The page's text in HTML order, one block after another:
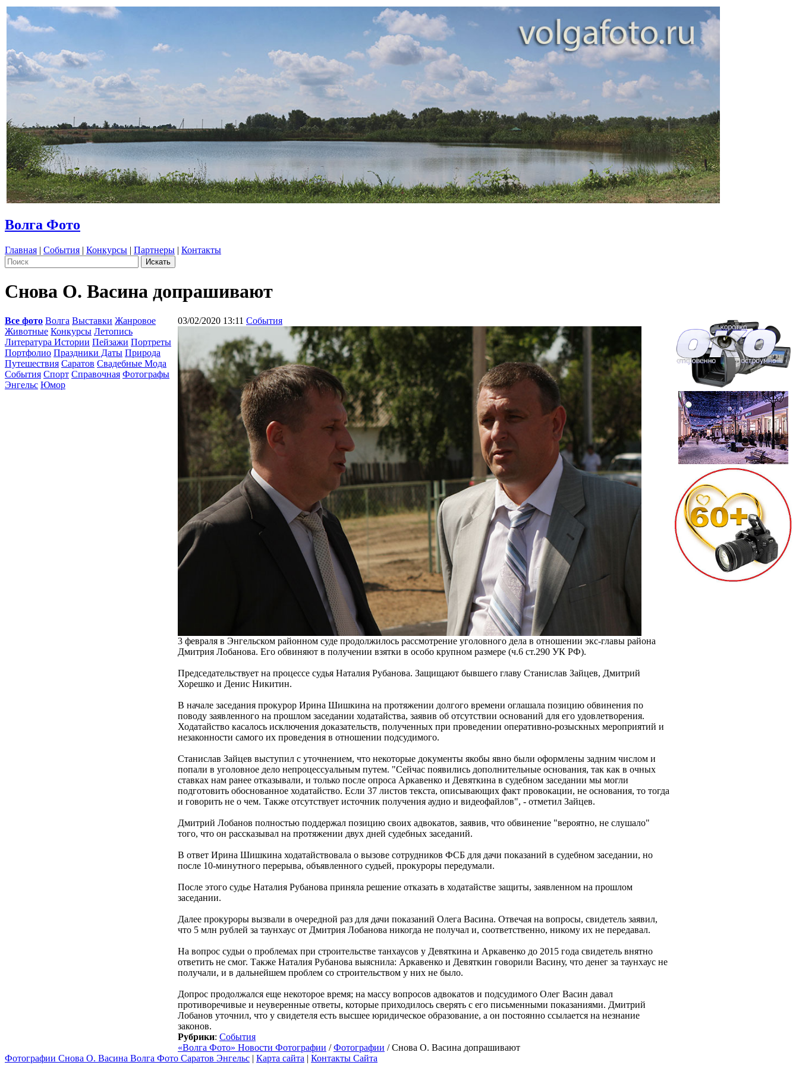
Волга Фото
Главная | События | Конкурсы | Партнеры | Контакты
Снова О. Васина допрашивают
Все фото Волга Выставки Жанровое
Животные Конкурсы Летопись
Литература Истории Пейзажи Портреты
Портфолио Праздники Даты Природа
Путешествия Саратов Свадебные Мода
События Спорт Справочная Фотографы
Энгельс Юмор
03/02/2020 13:11 События
3 февраля в Энгельском районном суде продолжилось рассмотрение уголовного дела в отношении экс-главы района
Дмитрия Лобанова. Его обвиняют в получении взятки в особо крупном размере (ч.6 ст.290 УК РФ).
Председательствует на процессе судья Наталия Рубанова. Защищают бывшего главу Станислав Зайцев, Дмитрий
Хорешко и Денис Никитин.
В начале заседания прокурор Ирина Шишкина на протяжении долгого времени оглашала позицию обвинения по
поводу заявленного на прошлом заседании ходатайства, заявив об отсутствии оснований для его удовлетворения.
Ходатайство касалось исключения доказательств, полученных при проведении оперативно-розыскных мероприятий и
незаконности самого их проведения в отношении подсудимого.
Станислав Зайцев выступил с уточнением, что некоторые документы якобы явно были оформлены задним числом и
попали в уголовное дело непроцессуальным путем. "Сейчас появились дополнительные основания, так как в очных
ставках нам ранее отказывали, и только после опроса Аркавенко и Девяткина в судебном заседании мы могли
подготовить обоснованное ходатайство. Если 37 листов текста, описывающих факт провокации, не основания, то тогда
и говорить не о чем. Также отсутствует источник получения аудио и видеофайлов", - отметил Зайцев.
Дмитрий Лобанов полностью поддержал позицию своих адвокатов, заявив, что обвинение "вероятно, не слушало"
того, что он рассказывал на протяжении двух дней судебных заседаний.
В ответ Ирина Шишкина ходатайствовала о вызове сотрудников ФСБ для дачи показаний в судебном заседании, но
после 10-минутного перерыва, объявленного судьей, прокуроры передумали.
После этого судье Наталия Рубанова приняла решение отказать в ходатайстве защиты, заявленном на прошлом
заседании.
Далее прокуроры вызвали в очередной раз для дачи показаний Олега Васина. Отвечая на вопросы, свидетель заявил,
что 5 млн рублей за таунхаус от Дмитрия Лобанова никогда не получал и, соответственно, никому их не передавал.
На вопрос судьи о проблемах при строительстве танхаусов у Девяткина и Аркавенко до 2015 года свидетель внятно
ответить не смог. Также Наталия Рубанова выяснила: Аркавенко и Девяткин говорили Васину, что денег за таунхаус не
получали, и в дальнейшем проблем со строительством у них не было.
Допрос продолжался еще некоторое время; на массу вопросов адвокатов и подсудимого Олег Васин давал
противоречивые и неуверенные ответы, которые приходилось сверять с его письменными показаниями. Дмитрий
Лобанов уточнил, что у свидетеля есть высшее юридическое образование, а он постоянно ссылается на незнание
законов.
Рубрики: События
«Волга Фото» Новости Фотографии /Фотографии / Снова О. Васина допрашивают
Фотографии Снова О. Васина Волга Фото Саратов Энгельс | Карта сайта | Контакты Сайта